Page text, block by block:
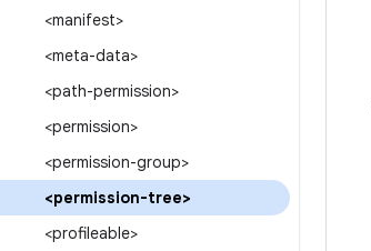
<manifest>
<meta-data>
<path-permission>
<permission>
<permission-group>
<permission-tree>
<profileable>